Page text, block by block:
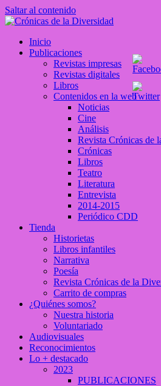
Saltar al contenido
Crónicas de la Diversidad
Plataforma de comunicaciones sobre
Inicio
Publicaciones
Revistas impresas
Revistas digitales
Libros
Contenidos en la web
Noticias
Cine
Análisis
Revista Crónicas de
Crónicas
Libros
Teatro
Literatura
Entrevista
2014-2015
Periódico CDD
Tienda
Historietas
Libros infantiles
Narrativa
Poesía
Revista Crónicas de la
Carrito de compras
¿Quiénes somos?
Nuestra historia
Voluntariado
Audiovisuales
Reconocimientos
Lo + destacado
2023
PUBLICACIONES